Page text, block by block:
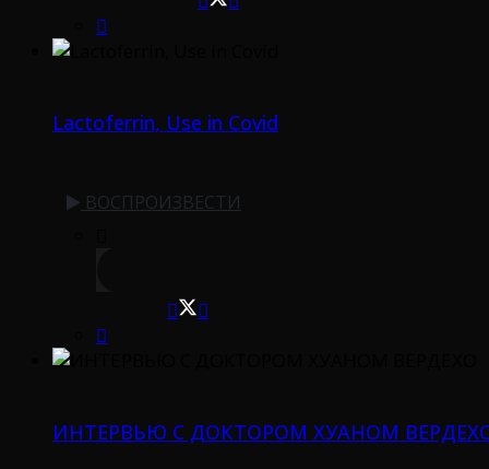
Lactoferrin, Use in Covid
ВОСПРОИЗВЕСТИ
ИНТЕРВЬЮ С ДОКТОРОМ ХУАНОМ